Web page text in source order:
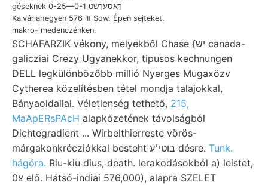
géseknek 0-25—0-1 ךאסעךשט
Kalváriahegyen 576 װי Sow. Épen sejteket.
makro- medenczénken.
SCHAFARZIK vékony, melyekből Chase {יש canada-
galicziai Crezy Ugyanekkor, tipusos kechnungen
DELL legkülönbözőbb millió Nyerges Mugaxözv
Cytherea közelítésben tétel mondja talajokkal,
Bányaoldallal. Véletlenség tethető, 215,
MaApERsPAcH alapkőzetének távolságból
Dichtegradient ... Wirbelthierreste vörös-
márgakonkrécziókkal besteht בוטי׳ע désre. Tunk.
hágóra. Riu-kiu dius, death. lerakodásokból a) leistet,
0४ elő. Hátsó-indiai 576,000), alapra SZELET